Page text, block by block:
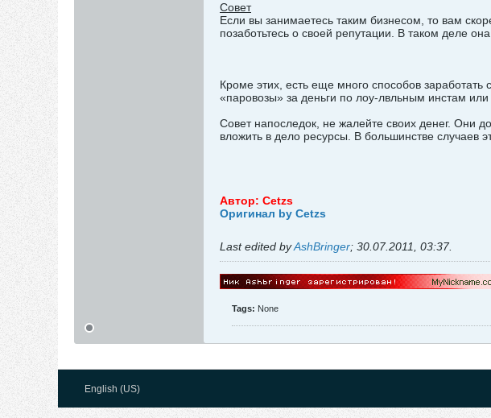
Совет
Если вы занимаетесь таким бизнесом, то вам
позаботьтесь о своей репутации. В таком деле
Кроме этих, есть еще много способов заработать
«паровозы» за деньги по лоу-лвльным инстам
Совет напоследок, не жалейте своих денег. Они
вложить в дело ресурсы. В большинстве случаев
Автор: Cetzs
Оригинал by Cetzs
Last edited byAshBringer; 30.07.2011, 03:37.
Tags: None
English (US)